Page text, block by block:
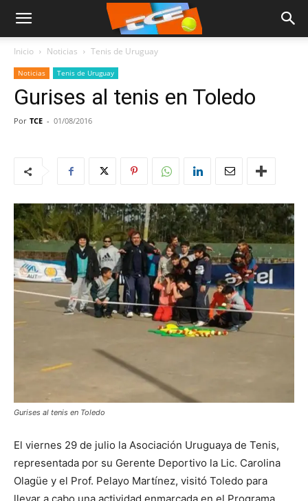
Inicio Noticias Tenis de Uruguay
Noticias Tenis de Uruguay
Gurises al tenis en Toledo
Por TCE - 01/08/2016
Gurises al tenis en Toledo
El viernes 29 de julio la Asociación Uruguaya de Tenis,
representada por su Gerente Deportivo la Lic. Carolina
Olagüe y el Prof. Pelayo Martínez, visitó Toledo para